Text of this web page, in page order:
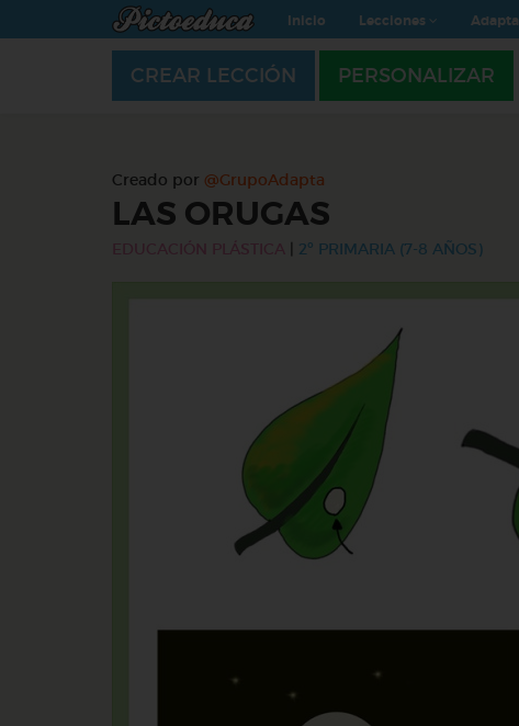
Inicio Lecciones Adapta
CREAR LECCIÓN PERSONALIZAR
Creado por @GrupoAdapta
LAS ORUGAS
EDUCACIÓN PLÁSTICA 2º PRIMARIA (7-8 AÑOS)